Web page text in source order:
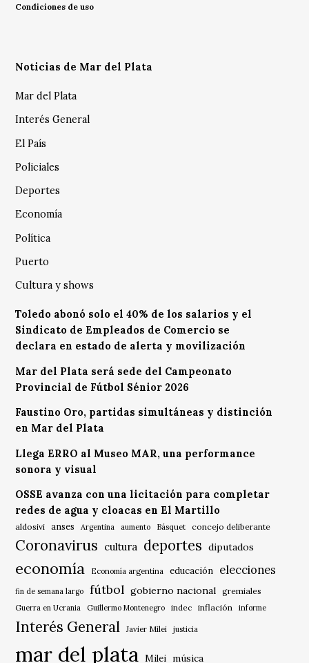
Condiciones de uso
Noticias de Mar del Plata
Mar del Plata
Interés General
El País
Policiales
Deportes
Economía
Política
Puerto
Cultura y shows
Toledo abonó solo el 40% de los salarios y el
Sindicato de Empleados de Comercio se
declara en estado de alerta y movilización
Mar del Plata será sede del Campeonato
Provincial de Fútbol Sénior 2026
Faustino Oro, partidas simultáneas y distinción
en Mar del Plata
Llega ERRO al Museo MAR, una performance
sonora y visual
OSSE avanza con una licitación para completar
redes de agua y cloacas en El Martillo
aldosivi anses Argentina aumento Básquet concejo deliberante
Coronavirus cultura deportes diputados
economía Economía argentina educación elecciones
fin de semana largo fútbol gobierno nacional gremiales
Guerra en Ucrania Guillermo Montenegro indec inflación informe
Interés General Javier Milei justicia
mar del plata Milei música